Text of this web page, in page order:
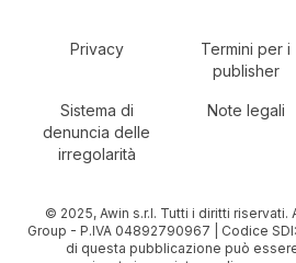
Secondary Footer Navigation
Privacy
Termini per i
publisher
Sistema di
denuncia delle
irregolarità
Note legali
© 2025, Awin s.r.l. Tutti i diritti riservati.
Group - P.IVA 04892790967 | Codice
di questa pubblicazione può